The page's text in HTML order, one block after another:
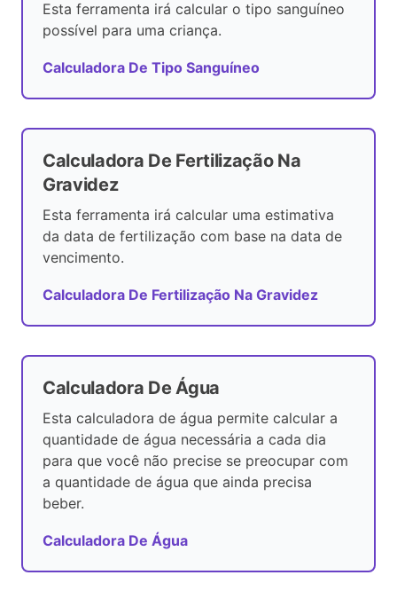
Esta ferramenta irá calcular o tipo sanguíneo
possível para uma criança.
Calculadora De Tipo Sanguíneo
Calculadora De Fertilização Na
Gravidez
Esta ferramenta irá calcular uma estimativa
da data de fertilização com base na data de
vencimento.
Calculadora De Fertilização Na Gravidez
Calculadora De Água
Esta calculadora de água permite calcular a
quantidade de água necessária a cada dia
para que você não precise se preocupar com
a quantidade de água que ainda precisa
beber.
Calculadora De Água